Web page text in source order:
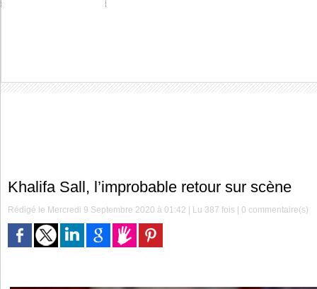
Khalifa Sall, l’improbable retour sur scène
Rédigé le Mercredi 9 Septembre 2020 à 01:42 | Lu 387 fois |0 commentaire(s)